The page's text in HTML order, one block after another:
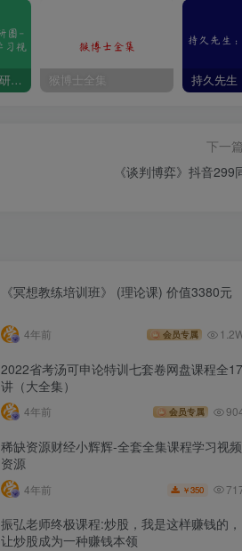
稀缺资源航姐的投研圈-价投高阶选股课程学习视频资源 猴博士全集
下一篇
《谈判博弈》抖音299
《冥想教练培训班》 (理论课) 价值3380元
4年前 会员专属
2022省考汤可申论特训七套卷网盘课程全17
讲（大全集）
4年前 会员专属
稀缺资源财经小辉辉-全套全集课程学习视频
资源
4年前 ￥350
振弘老师终极课程:炒股，我是这样赚钱的，
让炒股成为一种赚钱本领